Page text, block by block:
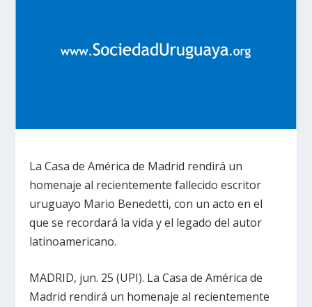
La Casa de América de Madrid rendirá un
homenaje al recientemente fallecido escritor
uruguayo Mario Benedetti, con un acto en el
que se recordará la vida y el legado del autor
latinoamericano.
MADRID, jun. 25 (UPI). La Casa de América de
Madrid rendirá un homenaje al recientemente